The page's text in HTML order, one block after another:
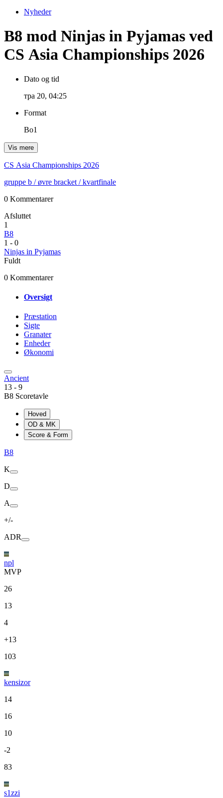
Nyheder
B8 mod Ninjas in Pyjamas ved
CS Asia Championships 2026
Dato og tid
тра 20, 04:25
Format
Bo1
Vis mere
CS Asia Championships 2026
gruppe b / øvre bracket / kvartfinale
0 Kommentarer
Afsluttet
1
B8
1 - 0
Ninjas in Pyjamas
Fuldt
0 Kommentarer
Oversigt
Præstation
Sigte
Granater
Enheder
Økonomi
Ancient
13 - 9
B8 Scoretavle
Hoved
OD & MK
Score & Form
B8
K
D
A
+/-
ADR
npl
MVP
26
13
4
+13
103
kensizor
14
16
10
-2
83
s1zzi